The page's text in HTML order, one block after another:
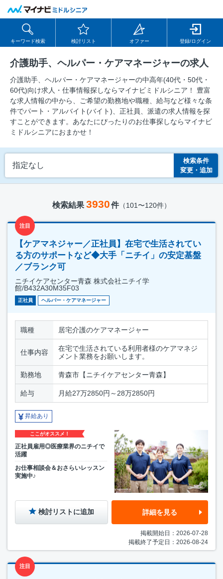
キーワード検索 検討リスト オファー 登録/ログイン
介護助手、ヘルパー・ケアマネージャーの求人
介護助手、ヘルパー・ケアマネージャーの中⾼年(40代・50代・
60代)向け求⼈・仕事情報探しならマイナビミドルシニア！ 豊富
な求人情報の中から、ご希望の勤務地や職種、給与など様々な条
件でパート・アルバイト(バイト)、正社員、派遣の求人情報を探
すことができます。あなたにぴったりのお仕事探しならマイナビ
ミドルシニアにおまかせ！
指定なし
検索条件
変更・追加
検索結果 3930件（101〜120件）
注目
【ケアマネジャー／正社員】在宅で生活されてい
る方のサポートなど◆大手「ニチイ」の安定基盤
／ブランク可
ニチイケアセンター青森 株式会社ニチイ学
館/B432A30M35F03
正社員 ヘルパー・ケアマネージャー
職種 居宅介護のケアマネージャー
仕事内容
在宅で生活されている利用者様のケアマネジ
メント業務をお願いします。
勤務地 青森市【ニチイケアセンター青森】
給与 月給27万2850円～28万2850円
昇給あり
ここがオススメ！
正社員雇用◎医療業界のニチイで
活躍
お仕事相談会＆おさらいレッスン
実施中♪
検討リストに追加 詳細を見る
掲載開始日：2026-07-28
掲載終了予定日：2026-08-24
注目